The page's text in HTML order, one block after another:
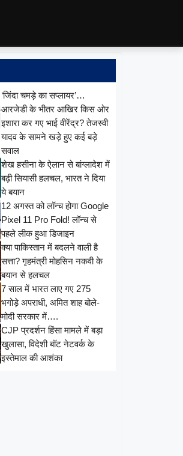
‘जिंदा चमड़े का सप्लायर’…
आरजेडी के भीतर आखिर किस ओर
इशारा कर गए भाई वीरेंद्र? तेजस्वी
यादव के सामने खड़े हुए कई बड़े
सवाल
शेख हसीना के ऐलान से बांग्लादेश में
बढ़ी सियासी हलचल, भारत ने दिया
ये बयान
12 अगस्त को लॉन्च होगा Google
Pixel 11 Pro Fold! लॉन्च से
पहले लीक हुआ डिजाइन
क्या पाकिस्तान में बदलने वाली है
सत्ता? गृहमंत्री मोहसिन नकवी के
बयान से हलचल
7 साल में भारत लाए गए 275
भगोड़े अपराधी, अमित शाह बोले-
मोदी सरकार में….
CJP प्रदर्शन हिंसा मामले में बड़ा
खुलासा, विदेशी बॉट नेटवर्क के
इस्तेमाल की आशंका